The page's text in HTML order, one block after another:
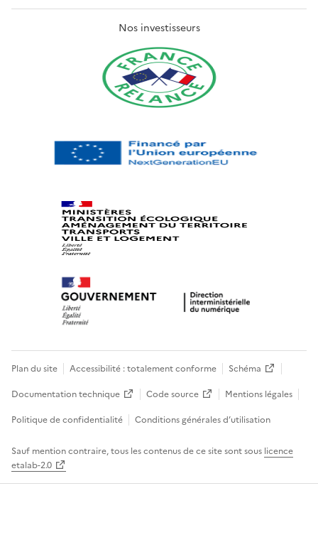
Nos investisseurs
Plan du site Accessibilité : totalement conforme
Schéma
Documentation technique
Code source
Mentions légales
Politique de confidentialité
Conditions générales d’utilisation
Sauf mention contraire, tous les contenus de ce site sont sous licence
etalab-2.0